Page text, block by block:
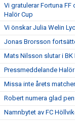
Vi gratulerar Fortuna
Halör Cup
Vi önskar Julia Welin
Jonas Brorsson
Mats Nilsson slutar i BK
Pressmeddelande
Missa inte årets
Robert numera glad
Namnbytet av FC